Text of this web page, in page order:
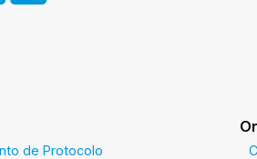
de Protocolo